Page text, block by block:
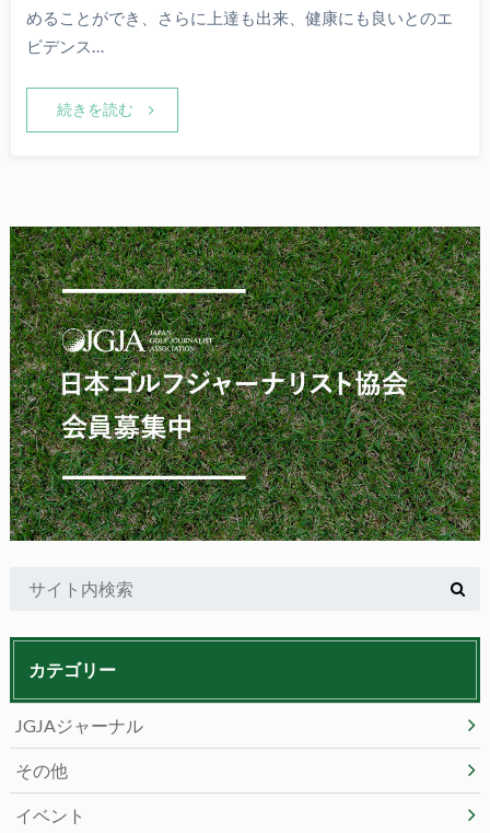
めることができ、さらに上達も出来、健康にも良いとのエ
ビデンス…
続きを読む
カテゴリー
JGJAジャーナル
その他
イベント